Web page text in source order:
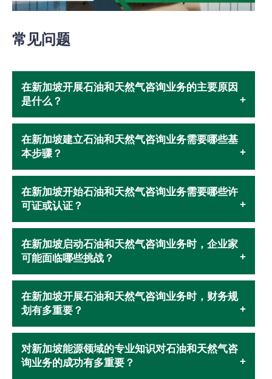
常见问题
在新加坡开展石油和天然气咨询业务的主要原因
是什么？
在新加坡建立石油和天然气咨询业务需要哪些基
本步骤？
在新加坡开始石油和天然气咨询业务需要哪些许
可证或认证？
在新加坡启动石油和天然气咨询业务时，企业家
可能面临哪些挑战？
在新加坡开展石油和天然气咨询业务时，财务规
划有多重要？
对新加坡能源领域的专业知识对石油和天然气咨
询业务的成功有多重要？